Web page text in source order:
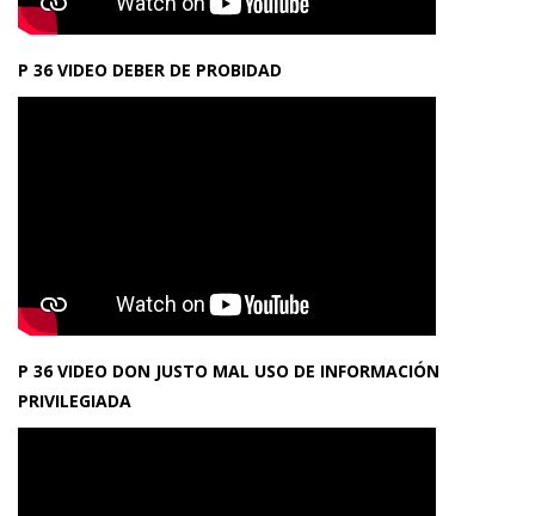
P 36 VIDEO DEBER DE PROBIDAD
P 36 VIDEO DON JUSTO MAL USO DE INFORMACIÓN
PRIVILEGIADA